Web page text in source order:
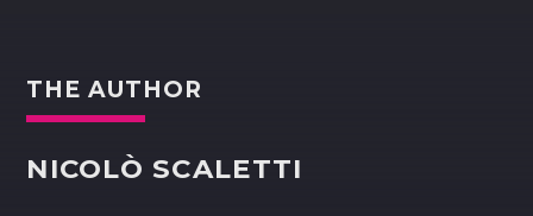
THE AUTHOR
NICOLÒ SCALETTI